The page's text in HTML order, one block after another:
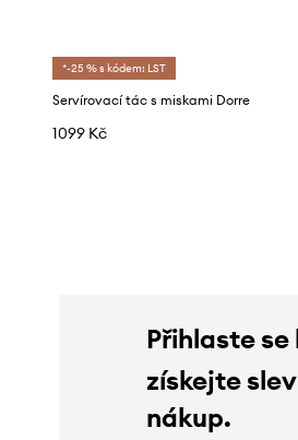
*-25 % s kódem: LST
Servírovací tác s miskami Dorre
1099 Kč
Přihlaste
získejte
nákup.